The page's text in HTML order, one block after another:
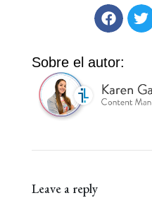
Sobre el autor:
Leave a reply